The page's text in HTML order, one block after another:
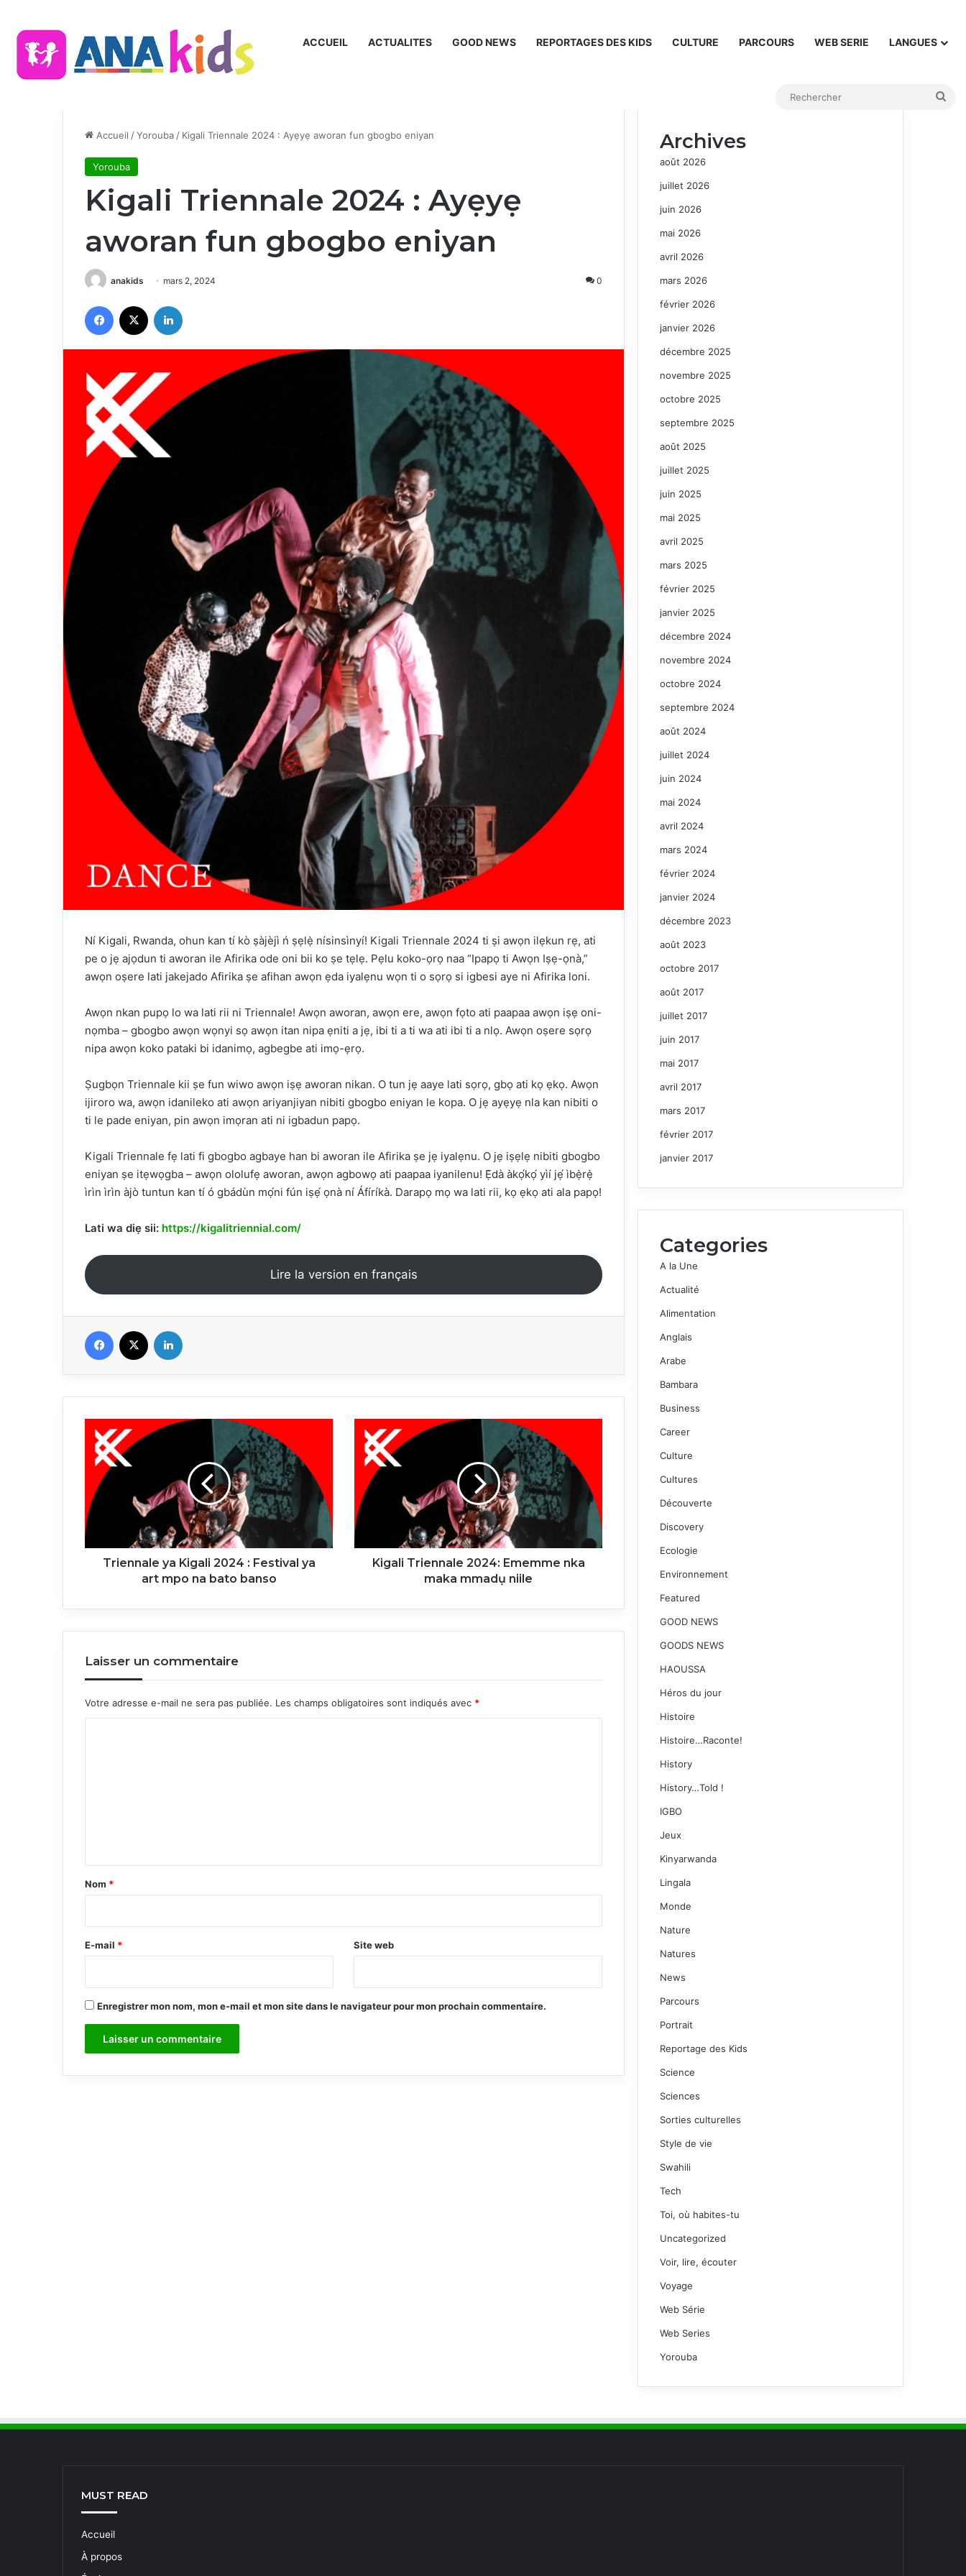
ACCUEIL ACTUALITES GOOD NEWS REPORTAGES DES KIDS CULTURE PARCOURS WEB SERIE LANGUES
Accueil /Yorouba / Kigali Triennale 2024 : Ayẹyẹ aworan fun gbogbo eniyan
Yorouba
Kigali Triennale 2024 : Ayẹyẹ
aworan fun gbogbo eniyan
anakids mars 2, 2024 0
Facebook
Ní Kigali, Rwanda, ohun kan tí kò ṣàjèjì ń ṣẹlẹ̀ nísinsìnyí! Kigali Triennale 2024 ti ṣi awọn ilẹkun rẹ, ati
pe o jẹ ajọdun ti aworan ile Afirika ode oni bii ko ṣe tẹlẹ. Pẹlu koko-ọrọ naa “Ipapọ ti Awọn Iṣẹ-ọnà,”
awọn oṣere lati jakejado Afirika ṣe afihan awọn ẹda iyalẹnu wọn ti o sọrọ si igbesi aye ni Afirika loni.
Awọn nkan pupọ lo wa lati rii ni Triennale! Awọn aworan, awọn ere, awọn fọto ati paapaa awọn iṣẹ oni-
nọmba – gbogbo awọn wọnyi sọ awọn itan nipa ẹniti a jẹ, ibi ti a ti wa ati ibi ti a nlọ. Awọn oṣere sọrọ
nipa awọn koko pataki bi idanimọ, agbegbe ati imọ-ẹrọ.
Ṣugbọn Triennale kii ṣe fun wiwo awọn iṣẹ aworan nikan. O tun jẹ aaye lati sọrọ, gbọ ati kọ ẹkọ. Awọn
ijiroro wa, awọn idanileko ati awọn ariyanjiyan nibiti gbogbo eniyan le kopa. O jẹ ayẹyẹ nla kan nibiti o
ti le pade eniyan, pin awọn imọran ati ni igbadun papọ.
Kigali Triennale fẹ lati fi gbogbo agbaye han bi aworan ile Afirika ṣe jẹ iyalẹnu. O jẹ iṣẹlẹ nibiti gbogbo
eniyan ṣe itẹwọgba – awọn ololufẹ aworan, awọn agbowọ ati paapaa iyanilenu! Ẹ̀dà àkọ́kọ́ yìí jẹ́ ìbẹ̀rẹ̀
ìrìn ìrìn àjò tuntun kan tí ó gbádùn mọ́ni fún iṣẹ́ ọnà ní Áfíríkà. Darapọ mọ wa lati rii, kọ ẹkọ ati ala papọ!
Lati wa diẹ sii: https://kigalitriennial.com/
Lire la version en français
Facebook
Kigali
2024
Festival
ya
art
mpo
Triennale ya Kigali 2024 : Festival ya
art mpo na bato banso
Triennale
2024:
Ememme
nka
maka
mmadụ
niile
Kigali Triennale 2024: Ememme nka
maka mmadụ niile
Laisser un commentaire
Votre adresse e-mail ne sera pas publiée. Les champs obligatoires sont indiqués avec *
a
e
Nom *
E-mail * Site web
Enregistrer mon nom, mon e-mail et mon site dans le navigateur pour mon prochain commentaire.
Archives
août 2026
juillet 2026
juin 2026
mai 2026
avril 2026
mars 2026
février 2026
janvier 2026
décembre 2025
novembre 2025
octobre 2025
septembre 2025
août 2025
juillet 2025
juin 2025
mai 2025
avril 2025
mars 2025
février 2025
janvier 2025
décembre 2024
novembre 2024
octobre 2024
septembre 2024
août 2024
juillet 2024
juin 2024
mai 2024
avril 2024
mars 2024
février 2024
janvier 2024
décembre 2023
août 2023
octobre 2017
août 2017
juillet 2017
juin 2017
mai 2017
avril 2017
mars 2017
février 2017
janvier 2017
Categories
A la Une
Actualité
Alimentation
Anglais
Arabe
Bambara
Business
Career
Culture
Cultures
Découverte
Discovery
Ecologie
Environnement
Featured
GOOD NEWS
GOODS NEWS
HAOUSSA
Héros du jour
Histoire
Histoire…Raconte!
History
History…Told !
IGBO
Jeux
Kinyarwanda
Lingala
Monde
Nature
Natures
News
Parcours
Portrait
Reportage des Kids
Science
Sciences
Sorties culturelles
Style de vie
Swahili
Tech
Toi, où habites-tu
Uncategorized
Voir, lire, écouter
Voyage
Web Série
Web Series
Yorouba
MUST READ
Accueil
À propos